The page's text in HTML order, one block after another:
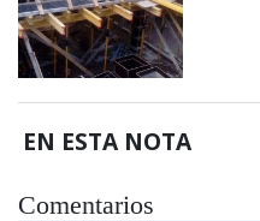
EN ESTA NOTA
Comentarios